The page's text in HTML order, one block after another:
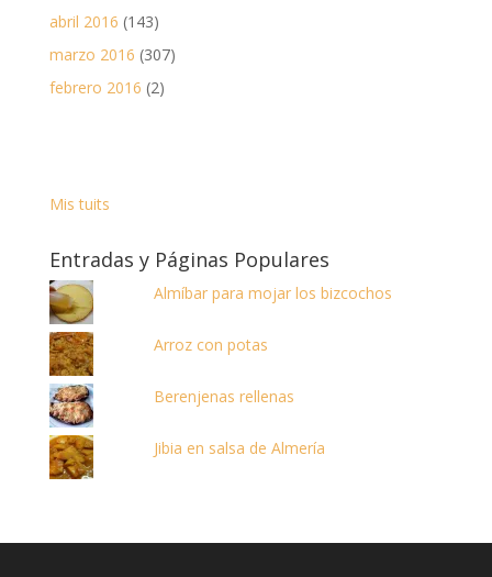
abril 2016 (143)
marzo 2016 (307)
febrero 2016 (2)
Mis tuits
Entradas y Páginas Populares
Almíbar para mojar los bizcochos
Arroz con potas
Berenjenas rellenas
Jibia en salsa de Almería